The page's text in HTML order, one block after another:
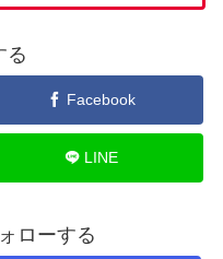
る
Facebook
LINE
ローする